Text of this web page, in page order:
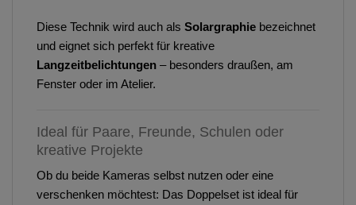
Diese Technik wird auch als Solargraphie bezeichnet
und eignet sich perfekt für kreative
Langzeitbelichtungen – besonders draußen, am
Fenster oder im Atelier.
Ideal für Paare, Freunde, Schulen oder
kreative Projekte
Ob du beide Kameras selbst nutzen oder eine
verschenken möchtest: Das Doppelset ist ideal für